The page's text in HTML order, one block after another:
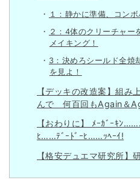
１：静かに準備、コン
２：4体のクリーチャー
メイキング！
3：決めろシールド全焼
を見よ！
【デッキの改造案】組み
んで 何百回もAgain＆
【おわりに】 ﾒｰｶﾞｰｷﾝ
ﾋ……ﾃﾞｰﾄﾞｰﾋ……ｯﾍｰｲ!
【格安デュエマ研究所】